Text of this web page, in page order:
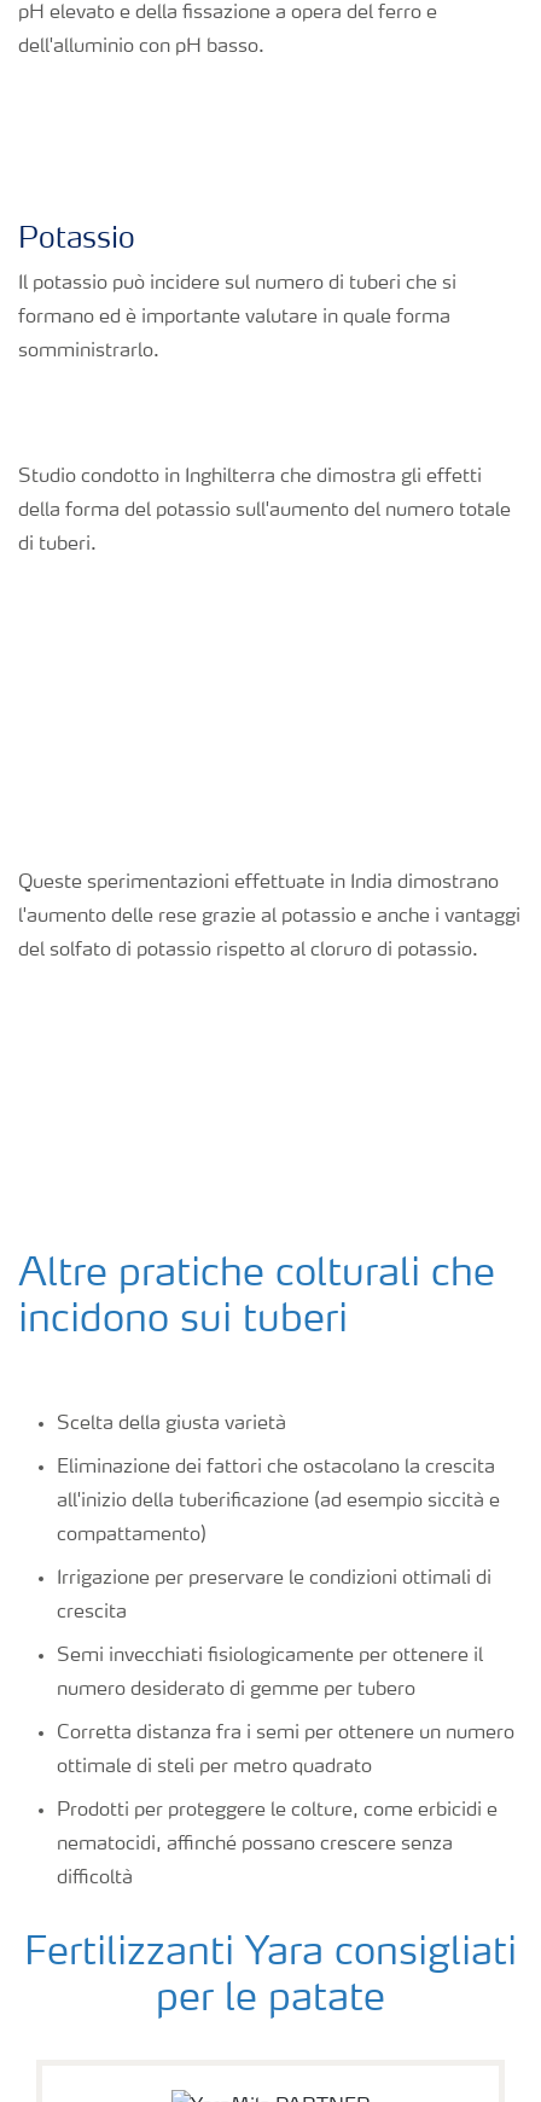
pH elevato e della fissazione a opera del ferro e
dell'alluminio con pH basso.
Potassio
Il potassio può incidere sul numero di tuberi che si
formano ed è importante valutare in quale forma
somministrarlo.
Studio condotto in Inghilterra che dimostra gli effetti
della forma del potassio sull'aumento del numero totale
di tuberi.
Queste sperimentazioni effettuate in India dimostrano
l'aumento delle rese grazie al potassio e anche i vantaggi
del solfato di potassio rispetto al cloruro di potassio.
Altre pratiche colturali che
incidono sui tuberi
Scelta della giusta varietà
Eliminazione dei fattori che ostacolano la crescita
all'inizio della tuberificazione (ad esempio siccità e
compattamento)
Irrigazione per preservare le condizioni ottimali di
crescita
Semi invecchiati fisiologicamente per ottenere il
numero desiderato di gemme per tubero
Corretta distanza fra i semi per ottenere un numero
ottimale di steli per metro quadrato
Prodotti per proteggere le colture, come erbicidi e
nematocidi, affinché possano crescere senza
difficoltà
Fertilizzanti Yara consigliati
per le patate